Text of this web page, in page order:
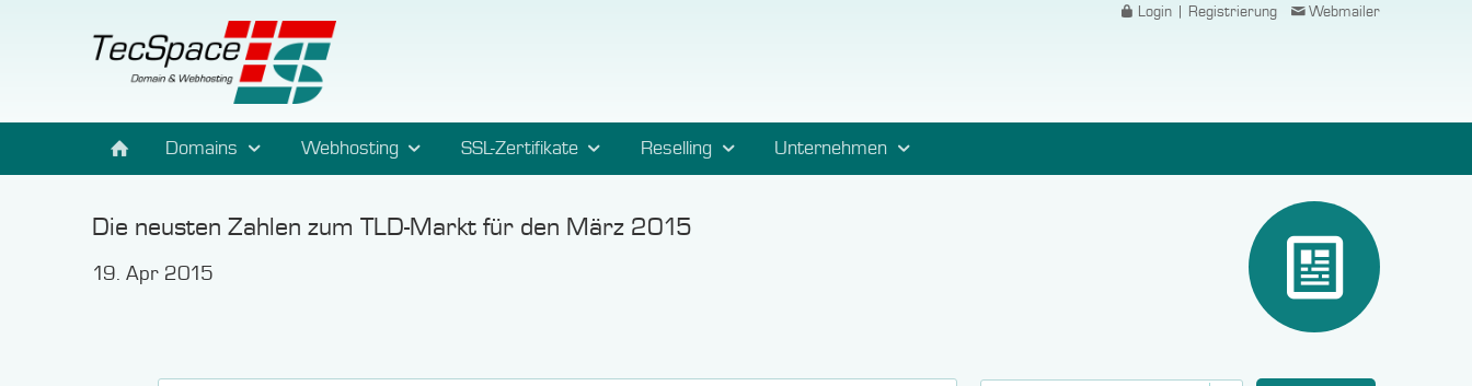
Login | Registrierung Webmailer
Domains Webhosting SSL-Zertifikate Reselling Unternehmen
Die neusten Zahlen zum TLD-Markt für den März 2015
19. Apr 2015